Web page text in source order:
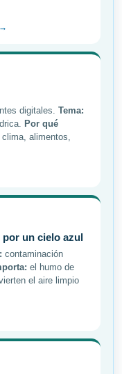
digitales. Tema:
Por qué
alimentos,
un cielo azul
contaminación
el humo de
el aire limpio